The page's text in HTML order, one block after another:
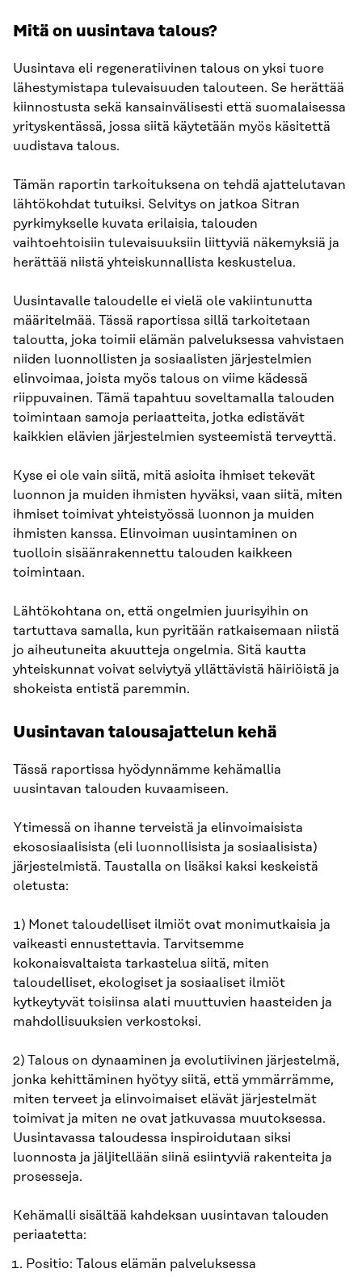
Mitä on uusintava talous?
Uusintava eli regeneratiivinen talous on yksi tuore
lähestymistapa tulevaisuuden talouteen. Se herättää
kiinnostusta sekä kansainvälisesti että suomalaisessa
yrityskentässä, jossa siitä käytetään myös käsitettä
uudistava talous.
Tämän raportin tarkoituksena on tehdä ajattelutavan
lähtökohdat tutuiksi. Selvitys on jatkoa Sitran
pyrkimykselle kuvata erilaisia, talouden
vaihtoehtoisiin tulevaisuuksiin liittyviä näkemyksiä ja
herättää niistä yhteiskunnallista keskustelua.
Uusintavalle taloudelle ei vielä ole vakiintunutta
määritelmää. Tässä raportissa sillä tarkoitetaan
taloutta, joka toimii elämän palveluksessa vahvistaen
niiden luonnollisten ja sosiaalisten järjestelmien
elinvoimaa, joista myös talous on viime kädessä
riippuvainen. Tämä tapahtuu soveltamalla talouden
toimintaan samoja periaatteita, jotka edistävät
kaikkien elävien järjestelmien systeemistä terveyttä.
Kyse ei ole vain siitä, mitä asioita ihmiset tekevät
luonnon ja muiden ihmisten hyväksi, vaan siitä, miten
ihmiset toimivat yhteistyössä luonnon ja muiden
ihmisten kanssa. Elinvoiman uusintaminen on
tuolloin sisäänrakennettu talouden kaikkeen
toimintaan.
Lähtökohtana on, että ongelmien juurisyihin on
tartuttava samalla, kun pyritään ratkaisemaan niistä
jo aiheutuneita akuutteja ongelmia. Sitä kautta
yhteiskunnat voivat selviytyä yllättävistä häiriöistä ja
shokeista entistä paremmin.
Uusintavan talousajattelun kehä
Tässä raportissa hyödynnämme kehämallia
uusintavan talouden kuvaamiseen.
Ytimessä on ihanne terveistä ja elinvoimaisista
ekososiaalisista (eli luonnollisista ja sosiaalisista)
järjestelmistä. Taustalla on lisäksi kaksi keskeistä
oletusta:
1) Monet taloudelliset ilmiöt ovat monimutkaisia ja
vaikeasti ennustettavia. Tarvitsemme
kokonaisvaltaista tarkastelua siitä, miten
taloudelliset, ekologiset ja sosiaaliset ilmiöt
kytkeytyvät toisiinsa alati muuttuvien haasteiden ja
mahdollisuuksien verkostoksi.
2) Talous on dynaaminen ja evolutiivinen järjestelmä,
jonka kehittäminen hyötyy siitä, että ymmärrämme,
miten terveet ja elinvoimaiset elävät järjestelmät
toimivat ja miten ne ovat jatkuvassa muutoksessa.
Uusintavassa taloudessa inspiroidutaan siksi
luonnosta ja jäljitellään siinä esiintyviä rakenteita ja
prosesseja.
Kehämalli sisältää kahdeksan uusintavan talouden
periaatetta:
Positio: Talous elämän palveluksessa